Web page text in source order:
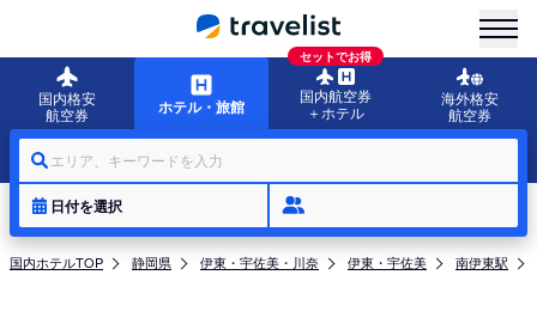
国内格安
航空券
ホテル・旅館
セットでお得
国内航空券
＋ホテル
海外格安
航空券
エリア、キーワードを入力
日付を選択
国内ホテルTOP 静岡県 伊東・宇佐美・川奈 伊東・宇佐美 南伊東駅